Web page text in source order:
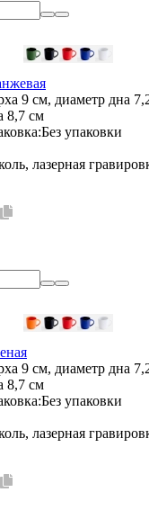
9 см, диаметр дна
8,7 см
Без упаковки
лазерная
9 см, диаметр дна
8,7 см
Без упаковки
лазерная